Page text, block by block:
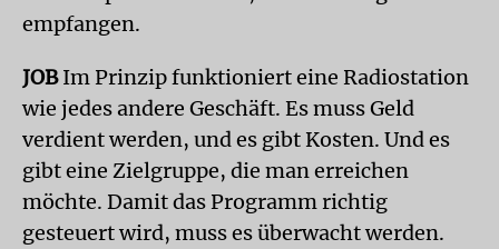
empfangen.
JOBIm Prinzip funktioniert eine Radiostation
wie jedes andere Geschäft. Es muss Geld
verdient werden, und es gibt Kosten. Und es
gibt eine Zielgruppe, die man erreichen
möchte. Damit das Programm richtig
gesteuert wird, muss es überwacht werden.